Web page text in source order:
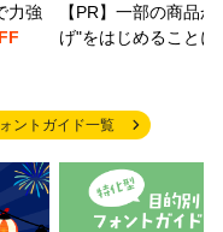
力強
【PR】一部の商品
げ"をはじめること
ントガイド一覧